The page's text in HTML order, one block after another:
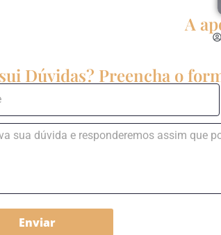
A
Dúvidas? Preencha o
Enviar